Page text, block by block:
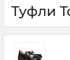
Туфли